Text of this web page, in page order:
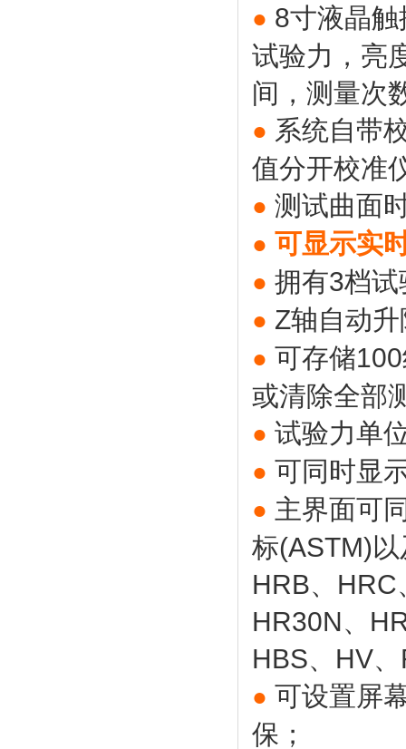
● 8寸液晶
试验力，亮
间，测量次
● 系统自带
值分开校准
● 测试曲面
● 可显示实
● 拥有3档
● Z轴自动
● 可存储
或清除全部
● 试验力单
● 可同时显
● 主界面可
标(ASTM)
HRB、
HR30N、
HBS、HV
● 可设置屏
保；